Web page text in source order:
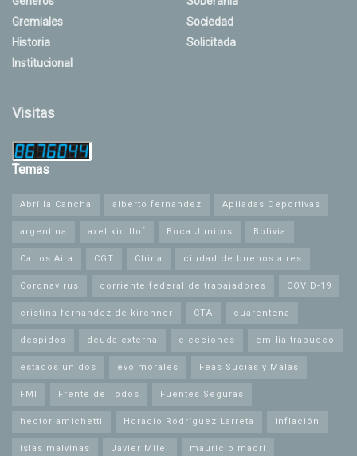
Gremiales
Historia
Institucional
Sociedad
Solicitada
Visitas
Temas
Abrí la Cancha alberto fernandez Apiladas Deportivas
argentina axel kicillof Boca Juniors Bolivia
Carlos Aira CGT China ciudad de buenos aires
Coronavirus corriente federal de trabajadores COVID-19
cristina fernandez de kirchner CTA cuarentena
despidos deuda externa elecciones emilia trabucco
estados unidos evo morales Feas Sucias y Malas
FMI Frente de Todos Fuentes Seguras
hector amichetti Horacio Rodríguez Larreta inflación
islas malvinas Javier Milei mauricio macri